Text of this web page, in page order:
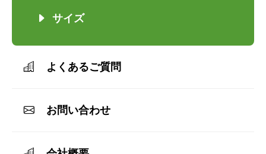
サイズ
よくあるご質問
お問い合わせ